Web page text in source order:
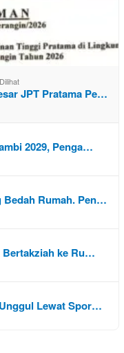
JPT Pratama Pe…
2029, Penga…
Bedah Rumah. Pen…
Bertakziah ke Ru…
Lewat Spor…